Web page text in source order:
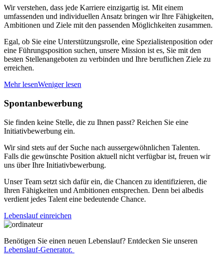
Wir verstehen, dass jede Karriere einzigartig ist. Mit einem
umfassenden und individuellen Ansatz bringen wir Ihre Fähigkeiten,
Ambitionen und Ziele mit den passenden Möglichkeiten zusammen.
Egal, ob Sie eine Unterstützungsrolle, eine Spezialistenposition oder
eine Führungsposition suchen, unsere Mission ist es, Sie mit den
besten Stellenangeboten zu verbinden und Ihre beruflichen Ziele zu
erreichen.
Mehr lesenWeniger lesen
Spontanbewerbung
Sie finden keine Stelle, die zu Ihnen passt? Reichen Sie eine
Initiativbewerbung ein.
Wir sind stets auf der Suche nach aussergewöhnlichen Talenten.
Falls die gewünschte Position aktuell nicht verfügbar ist, freuen wir
uns über Ihre Initiativbewerbung.
Unser Team setzt sich dafür ein, die Chancen zu identifizieren, die
Ihren Fähigkeiten und Ambitionen entsprechen. Denn bei albedis
verdient jedes Talent eine bedeutende Chance.
Lebenslauf einreichen
Benötigen Sie einen neuen Lebenslauf? Entdecken Sie unseren
Lebenslauf-Generator.